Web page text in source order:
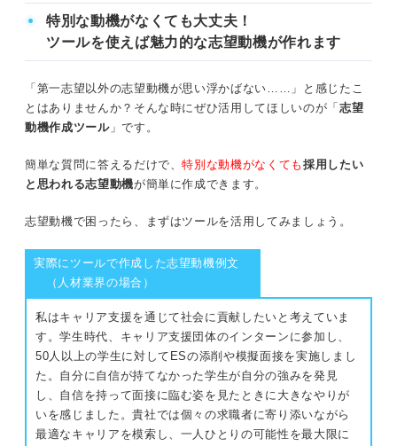
プレートや例文も併せて解説するの
で、参考にして選考を突破しましょ
う。
特別な動機がなくても大丈夫！
ツールを使えば魅力的な志望動機が作れます
「第一志望以外の志望動機が思い浮かばない……」と感じたこ
とはありませんか？そんな時にぜひ活用してほしいのが「 志望
動機作成ツール」です。
簡単な質問に答えるだけで、特別な動機がなくても 採用したい
と思われる志望動機が簡単に作成できます。
志望動機で困ったら、まずはツールを活用してみましょう。
実際にツールで作成した志望動機例文
（人材業界の場合）
私はキャリア支援を通じて社会に貢献したいと考えていま
す。学生時代、キャリア支援団体のインターンに参加し、
50人以上の学生に対してESの添削や模擬面接を実施しまし
た。自分に自信が持てなかった学生が自分の強みを発見
し、自信を持って面接に臨む姿を見たときに大きなやりが
いを感じました。貴社では個々の求職者に寄り添いながら
最適なキャリアを模索し、一人ひとりの可能性を最大限に